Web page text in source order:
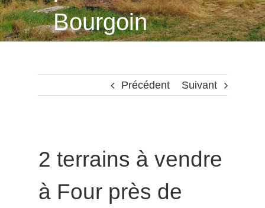
Bourgoin
Précédent Suivant
2 terrains à vendre
à Four près de